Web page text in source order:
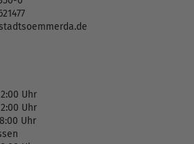
Uhr
Uhr
Uhr